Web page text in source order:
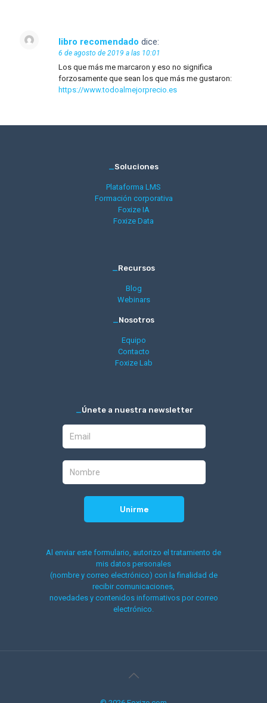
libro recomendado dice:
6 de agosto de 2019 a las 10:01
Los que más me marcaron y eso no significa
forzosamente que sean los que más me gustaron:
https://www.todoalmejorprecio.es
_Soluciones
Plataforma LMS
Formación corporativa
Foxize IA
Foxize Data
_Recursos
Blog
Webinars
_Nosotros
Equipo
Contacto
Foxize Lab
_Únete a nuestra newsletter
Al enviar este formulario, autorizo el tratamiento de
mis datos personales
(nombre y correo electrónico) con la finalidad de
recibir comunicaciones,
novedades y contenidos informativos por correo
electrónico.